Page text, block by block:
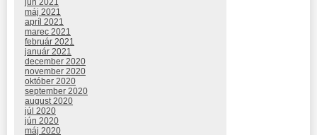
máj 2021
apríl 2021
marec 2021
február 2021
január 2021
december 2020
november 2020
október 2020
september 2020
august 2020
júl 2020
jún 2020
máj 2020